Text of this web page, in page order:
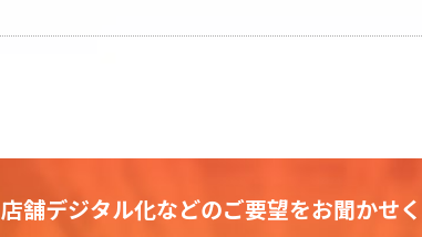
店舗デジタル化などのご要望をお聞かせ